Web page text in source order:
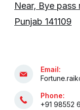
Near, Bye
Punjab 141109
Email:
Phone:
+91 98552